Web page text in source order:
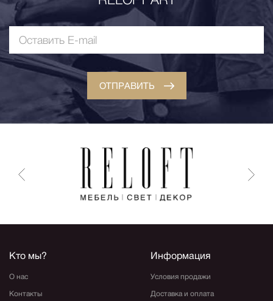
ОТПРАВИТЬ
Кто мы?
О нас
Контакты
Информация
Условия продажи
Доставка и оплата